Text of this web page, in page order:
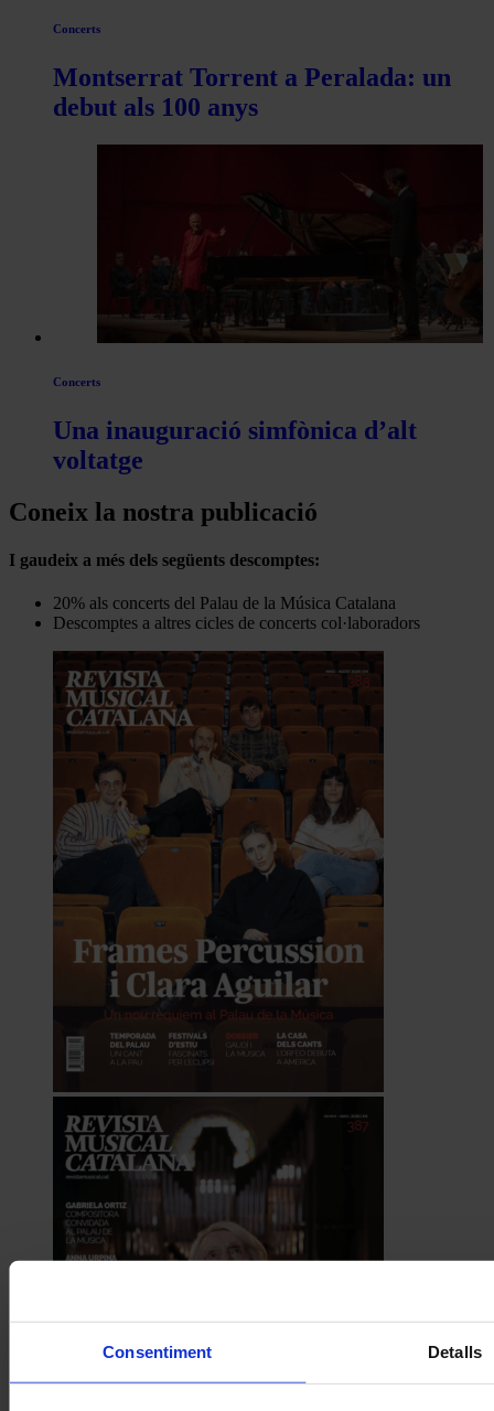
Consentiment Detalls
Concerts
Montserrat Torrent a Peralada: un
debut als 100 anys
Concerts
Una inauguració simfònica d’alt
voltatge
Coneix la nostra publicació
I gaudeix a més dels següents descomptes:
20% als concerts del Palau de la Música Catalana
Descomptes a altres cicles de concerts col·laboradors